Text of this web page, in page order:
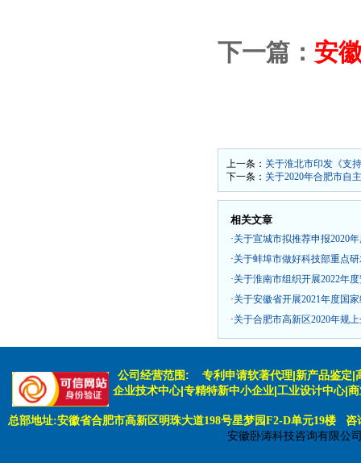
下一篇： 安
上一条： 关于淮北市印发《支
下一条： 关于2020年合肥市自
相关文章
·关于宣城市拟推荐申报2020
·关于蚌埠市做好科技部重点
·关于淮南市组织开展2022年
·关于安徽省开展2021年度国
·关于合肥市高新区2020年规
公司经营范围:
专利申请软著代理|新产品鉴定|
企业技术中心|专精特新中小企业|工业设计中心|
总部地址:安徽省合肥市高新区明珠大道198号星梦园F2-D单元19楼 咨
安徽卧涛科技咨询有限公